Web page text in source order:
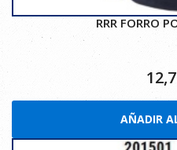
RRR FORRO
AÑADIR